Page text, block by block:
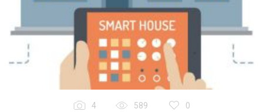
4 589 0